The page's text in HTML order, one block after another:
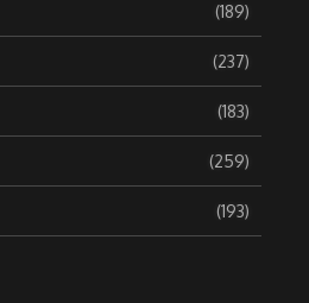
(189)
(237)
(183)
(259)
(193)